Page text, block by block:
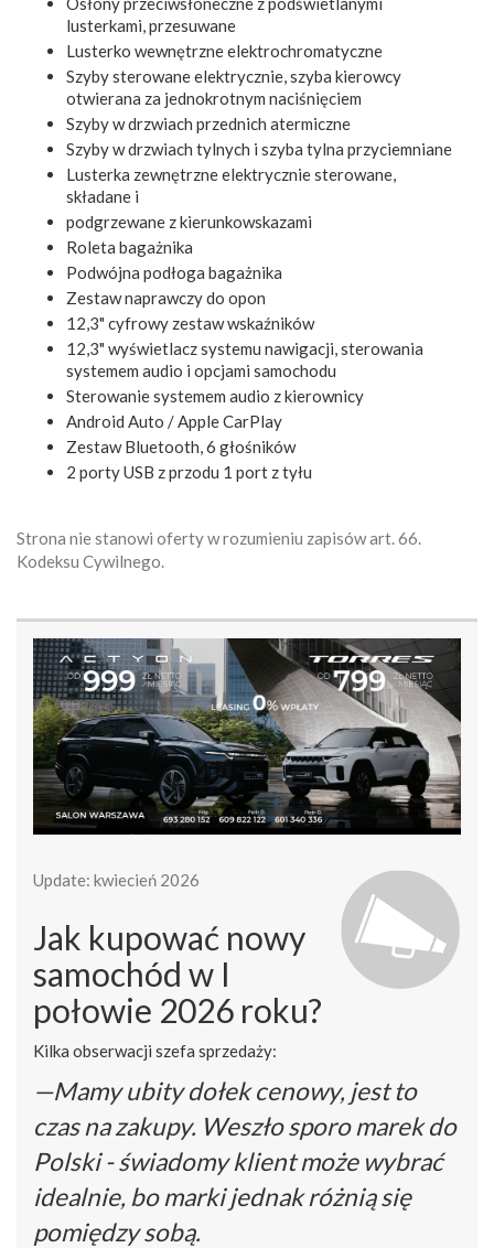
lusterkami, przesuwane
Lusterko wewnętrzne elektrochromatyczne
Szyby sterowane elektrycznie, szyba kierowcy
otwierana za jednokrotnym naciśnięciem
Szyby w drzwiach przednich atermiczne
Szyby w drzwiach tylnych i szyba tylna przyciemniane
Lusterka zewnętrzne elektrycznie sterowane,
składane i
podgrzewane z kierunkowskazami
Roleta bagażnika
Podwójna podłoga bagażnika
Zestaw naprawczy do opon
12,3" cyfrowy zestaw wskaźników
12,3" wyświetlacz systemu nawigacji, sterowania
systemem audio i opcjami samochodu
Sterowanie systemem audio z kierownicy
Android Auto / Apple CarPlay
Zestaw Bluetooth, 6 głośników
2 porty USB z przodu 1 port z tyłu
Strona nie stanowi oferty w rozumieniu zapisów art. 66.
Kodeksu Cywilnego.
Update: kwiecień 2026
Jak kupować nowy
samochód w I
połowie 2026 roku?
Kilka obserwacji szefa sprzedaży:
—Mamy ubity dołek cenowy, jest to
czas na zakupy. Weszło sporo marek do
Polski - świadomy klient może wybrać
idealnie, bo marki jednak różnią się
pomiędzy sobą.